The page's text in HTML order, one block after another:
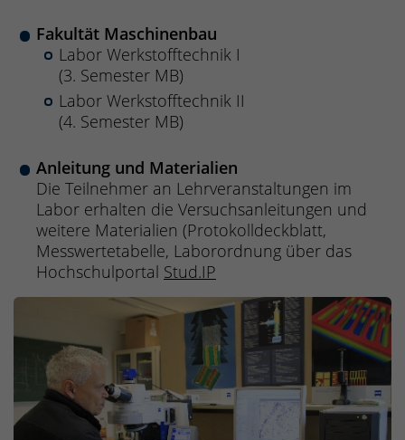
Fakultät Maschinenbau
Labor Werkstofftechnik I
(3. Semester MB)
Labor Werkstofftechnik II
(4. Semester MB)
Anleitung und Materialien
Die Teilnehmer an Lehrveranstaltungen im
Labor erhalten die Versuchsanleitungen und
weitere Materialien (Protokolldeckblatt,
Messwertetabelle, Laborordnung über das
Hochschulportal Stud.IP